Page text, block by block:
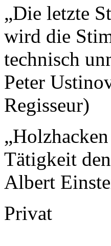
„Die letzte
wird die
technisch
Peter
Regisseur)
Tätigkeit
Albert
Privat